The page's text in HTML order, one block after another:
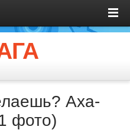
Аха-
фото)